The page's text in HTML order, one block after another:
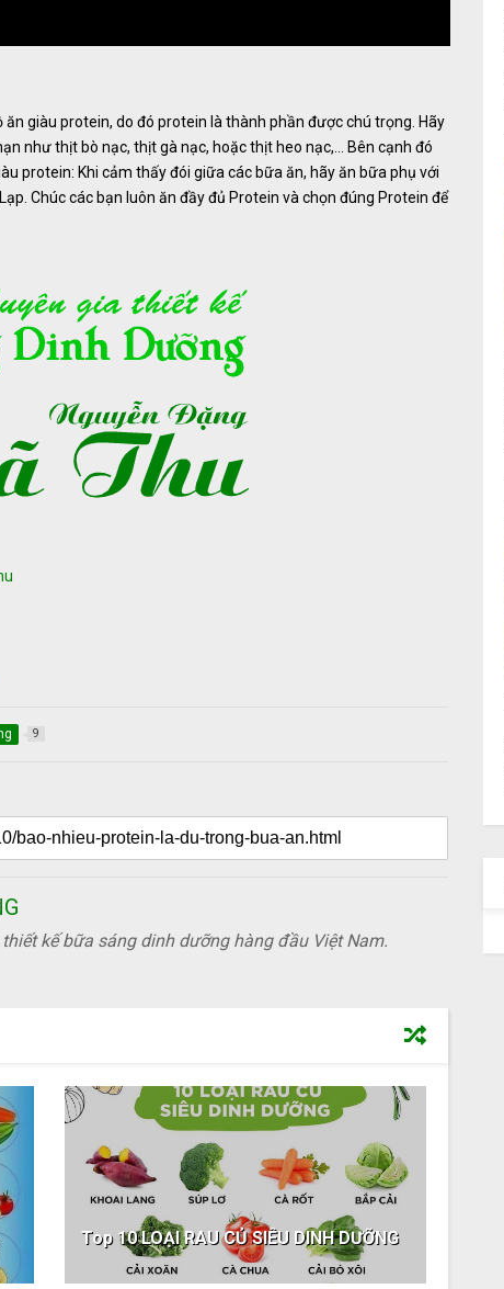
giàu protein, do đó protein là thành phần được chú trọng. Hãy
như thịt bò nạc, thịt gà nạc, hoặc thịt heo nạc,... Bên cạnh đó
protein: Khi cảm thấy đói giữa các bữa ăn, hãy ăn bữa phụ với
Chúc các bạn luôn ăn đầy đủ Protein và chọn đúng Protein để
9
kế bữa sáng dinh dưỡng hàng đầu Việt Nam.
Top 10 LOẠI RAU CỦ SIÊU DINH DƯỠNG